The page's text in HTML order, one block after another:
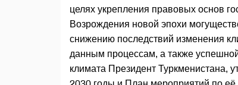
целях укрепления правовых основ
Возрождения новой эпохи
снижению последствий изменения
данным процессам, а также
климата Президент Туркменистана,